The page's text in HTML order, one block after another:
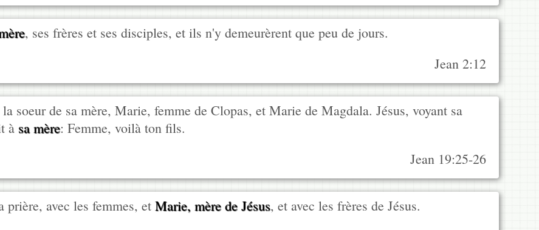
, ses frères et ses disciples, et ils n'y demeurèrent que peu de jours.
Jean 2:12
soeur de sa mère, Marie, femme de Clopas, et Marie de Magdala. Jésus, voyant sa
à sa mère: Femme, voilà ton fils.
Jean 19:25-26
prière, avec les femmes, et Marie, mère de Jésus, et avec les frères de Jésus.